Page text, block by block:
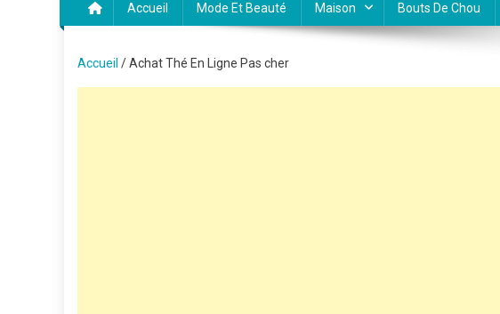
Accueil Mode Et Beauté Maison Bouts De Chou
Accueil / Achat Thé En Ligne Pas cher